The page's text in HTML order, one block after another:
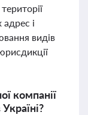
адрес і
видів
компанії